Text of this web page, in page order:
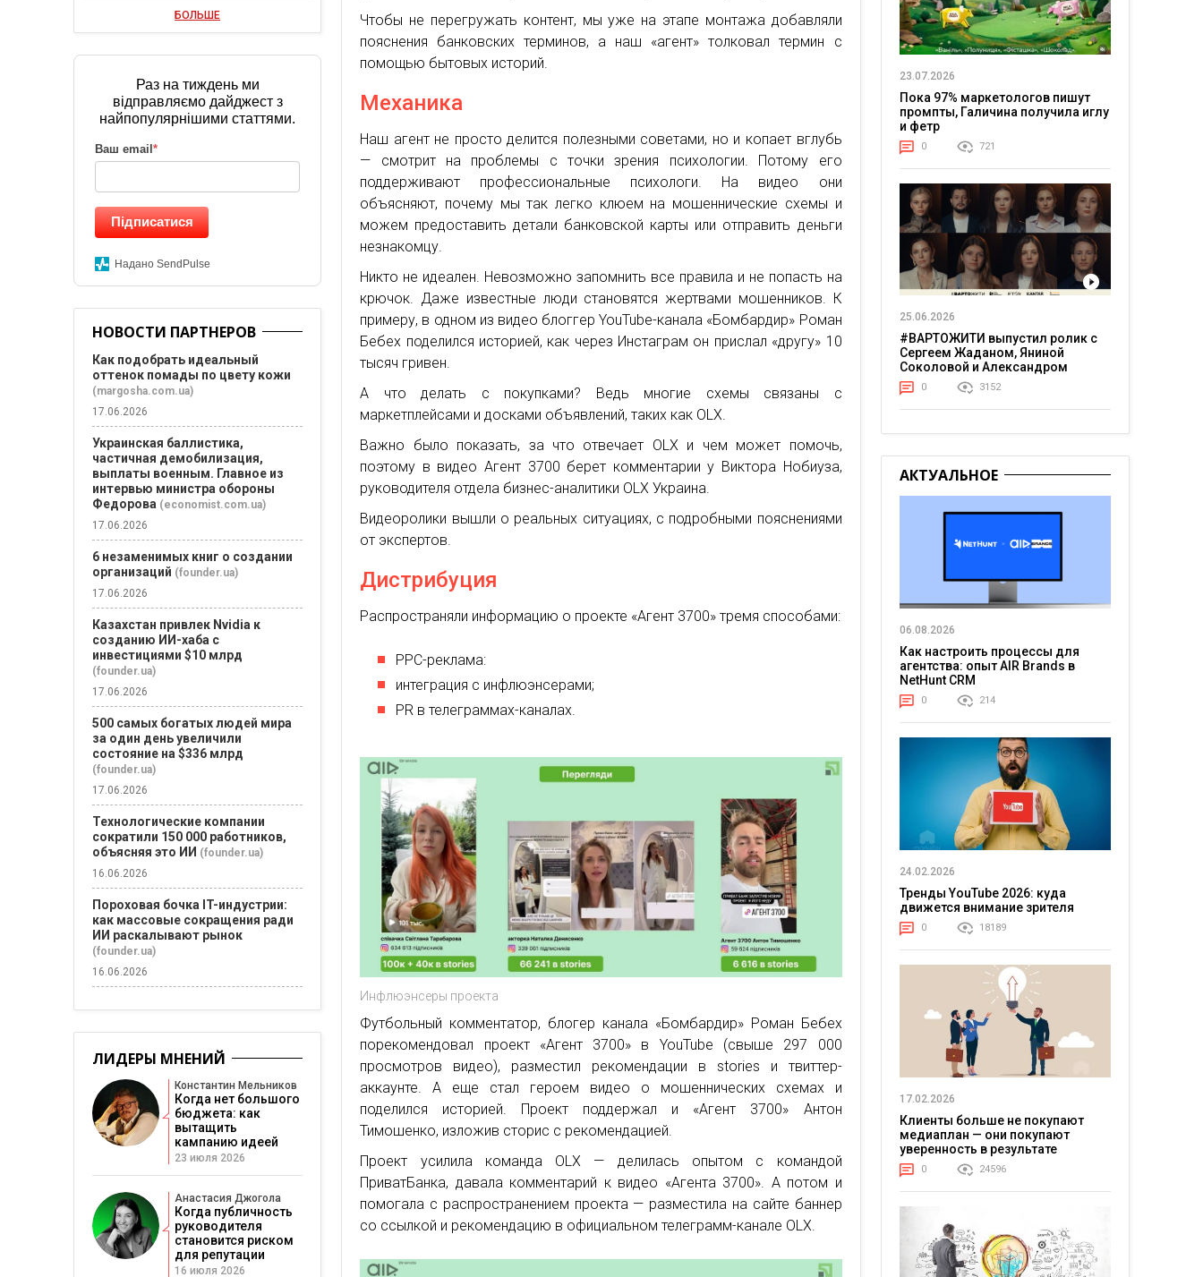
Чтобы не перегружать контент, мы уже на этапе монтажа добавляли
пояснения банковских терминов, а наш «агент» толковал термин с
помощью бытовых историй.
Механика
Наш агент не просто делится полезными советами, но и копает вглубь
— смотрит на проблемы с точки зрения психологии. Потому его
поддерживают профессиональные психологи. На видео они
объясняют, почему мы так легко клюем на мошеннические схемы и
можем предоставить детали банковской карты или отправить деньги
незнакомцу.
Никто не идеален. Невозможно запомнить все правила и не попасть на
крючок. Даже известные люди становятся жертвами мошенников. К
примеру, в одном из видео блоггер YouTube-канала «Бомбардир» Роман
Бебех поделился историей, как через Инстаграм он прислал «другу» 10
тысяч гривен.
А что делать с покупками? Ведь многие схемы связаны с
маркетплейсами и досками объявлений, таких как OLX.
Важно было показать, за что отвечает OLX и чем может помочь,
поэтому в видео Агент 3700 берет комментарии у Виктора Нобиуза,
руководителя отдела бизнес-аналитики OLX Украина.
Видеоролики вышли о реальных ситуациях, с подробными пояснениями
от экспертов.
Дистрибуция
Распространяли информацию о проекте «Агент 3700» тремя способами:
PPC-реклама:
интеграция с инфлюэнсерами;
PR в телеграммах-каналах.
Инфлюэнсеры проекта
Футбольный комментатор, блогер канала «Бомбардир» Роман Бебех
порекомендовал проект «Агент 3700» в YouTube (свыше 297 000
просмотров видео), разместил рекомендации в stories и твиттер-
аккаунте. А еще стал героем видео о мошеннических схемах и
поделился историей. Проект поддержал и «Агент 3700» Антон
Тимошенко, изложив сторис с рекомендацией.
Проект усилила команда OLX — делилась опытом с командой
ПриватБанка, давала комментарий к видео «Агента 3700». А потом и
помогала с распространением проекта — разместила на сайте баннер
со ссылкой и рекомендацию в официальном телеграмм-канале OLX.
бизнеса
БОЛЬШЕ
Раз на тиждень ми
відправляємо дайджест з
найпопулярнішими статтями.
Ваш email *
Підписатися
Надано SendPulse
НОВОСТИ ПАРТНЕРОВ
Как подобрать идеальный
оттенок помады по цвету кожи
(margosha.com.ua)
17.06.2026
Украинская баллистика,
частичная демобилизация,
выплаты военным. Главное из
интервью министра обороны
Федорова (economist.com.ua)
17.06.2026
6 незаменимых книг о создании
организаций (founder.ua)
17.06.2026
Казахстан привлек Nvidia к
созданию ИИ-хаба с
инвестициями $10 млрд
(founder.ua)
17.06.2026
500 самых богатых людей мира
за один день увеличили
состояние на $336 млрд
(founder.ua)
17.06.2026
Технологические компании
сократили 150 000 работников,
объясняя это ИИ (founder.ua)
16.06.2026
Пороховая бочка IT-индустрии:
как массовые сокращения ради
ИИ раскалывают рынок
(founder.ua)
16.06.2026
ЛИДЕРЫ МНЕНИЙ
Константин Мельников
Когда нет большого
бюджета: как
вытащить
кампанию идеей
23 июля 2026
Анастасия Джогола
Когда публичность
руководителя
становится риском
для репутации
16 июля 2026
23.07.2026
Пока 97% маркетологов пишут
промпты, Галичина получила иглу
и фетр
0 721
25.06.2026
#ВАРТОЖИТИ выпустил ролик с
Сергеем Жаданом, Яниной
Соколовой и Александром
Тереном о жизни в постоянном
напряжении
0 3152
АКТУАЛЬНОЕ
06.08.2026
Как настроить процессы для
агентства: опыт AIR Brands в
NetHunt CRM
0 214
24.02.2026
Тренды YouTube 2026: куда
движется внимание зрителя
0 18189
17.02.2026
Клиенты больше не покупают
медиаплан — они покупают
уверенность в результате
0 24596